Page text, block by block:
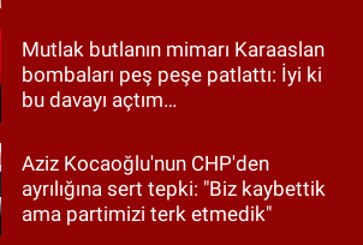
Mutlak butlanın mimarı Karaaslan
bombaları peş peşe patlattı: İyi ki
bu davayı açtım…
Aziz Kocaoğlu'nun CHP'den
ayrılığına sert tepki: "Biz kaybettik
ama partimizi terk etmedik"